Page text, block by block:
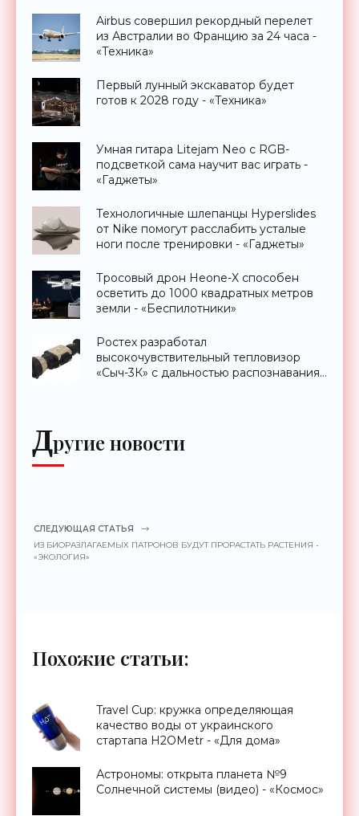
Airbus совершил рекордный перелет
из Австралии во Францию за 24 часа -
«Техника»
Первый лунный экскаватор будет
готов к 2028 году - «Техника»
Умная гитара Litejam Neo с RGB-
подсветкой сама научит вас играть -
«Гаджеты»
Технологичные шлепанцы Hyperslides
от Nike помогут расслабить усталые
ноги после тренировки - «Гаджеты»
Тросовый дрон Heone-X способен
осветить до 1000 квадратных метров
земли - «Беспилотники»
Ростех разработал
высокочувствительный тепловизор
«Сыч-3К» с дальностью распознавания
Другие новости
СЛЕДУЮЩАЯ СТАТЬЯ
ИЗ БИОРАЗЛАГАЕМЫХ ПАТРОНОВ БУДУТ ПРОРАСТАТЬ РАСТЕНИЯ -
«ЭКОЛОГИЯ»
Похожие статьи:
Travel Cup: кружка определяющая
качество воды от украинского
стартапа H2OMetr - «Для дома»
Астрономы: открыта планета №9
Солнечной системы (видео) - «Космос»